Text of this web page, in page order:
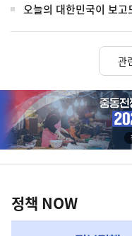
오늘의 대한민국이 보고
관
단
배
너
역책
NOW,
정책 NOW